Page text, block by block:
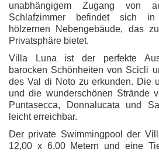
unabhängigem Zugang von
Schlafzimmer befindet sich in
hölzernen Nebengebäude, das
Privatsphäre bietet.
Villa Luna ist der perfekte
barocken Schönheiten von Scicli
des Val di Noto zu erkunden. Die
und die wunderschönen Strände
Puntasecca, Donnalucata und
leicht erreichbar.
Der private Swimmingpool der
12,00 x 6,00 Metern und eine